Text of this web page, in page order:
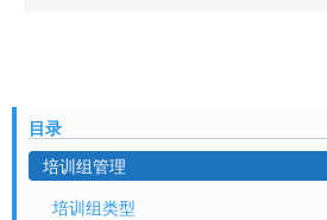
目录
培训组管理
培训组类型